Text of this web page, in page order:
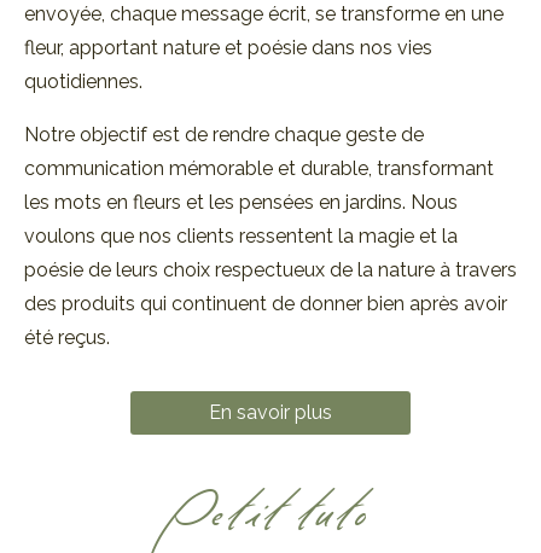
envoyée, chaque message écrit, se transforme en une
fleur, apportant nature et poésie dans nos vies
quotidiennes.
Notre objectif est de rendre chaque geste de
communication mémorable et durable, transformant
les mots en fleurs et les pensées en jardins. Nous
voulons que nos clients ressentent la magie et la
poésie de leurs choix respectueux de la nature à travers
des produits qui continuent de donner bien après avoir
été reçus.
En savoir plus
Petit tuto